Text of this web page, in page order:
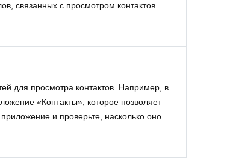
связанных с просмотром контактов.
для просмотра контактов. Например, в
«Контакты», которое позволяет
и проверьте, насколько оно